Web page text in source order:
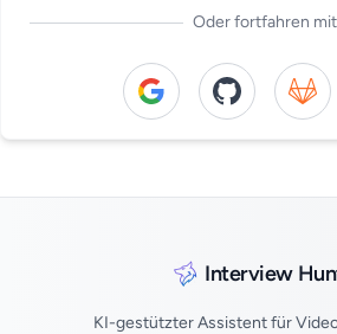
Oder fortfahren mit
Continue with Google
Continue
Interview
KI-gestützter Assistent für